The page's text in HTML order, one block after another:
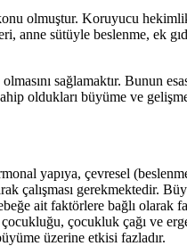
olmuştur. Koruyucu
anne sütüyle beslenme, ek
sağlamaktır. Bunun
oldukları büyüme ve
yapıya, çevresel
çalışması gerekmektedir.
ait faktörlere bağlı olarak
çocukluğu, çocukluk çağı ve
üzerine etkisi fazladır.